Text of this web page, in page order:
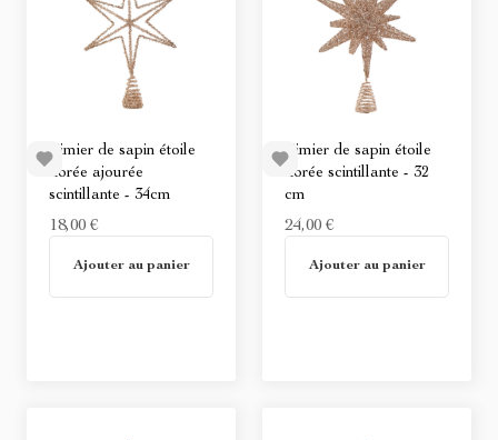
Cimier de sapin étoile
dorée ajourée
scintillante - 34cm
18,00 €
Non disponible
Ajouter au panier
Cimier de sapin étoile
dorée scintillante - 32
cm
24,00 €
Non disponible
Ajouter au panier